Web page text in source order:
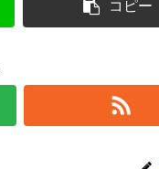
コピー